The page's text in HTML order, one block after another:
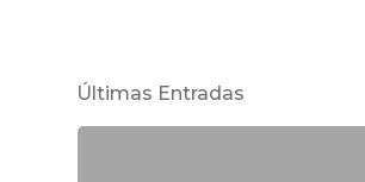
Últimas Entradas